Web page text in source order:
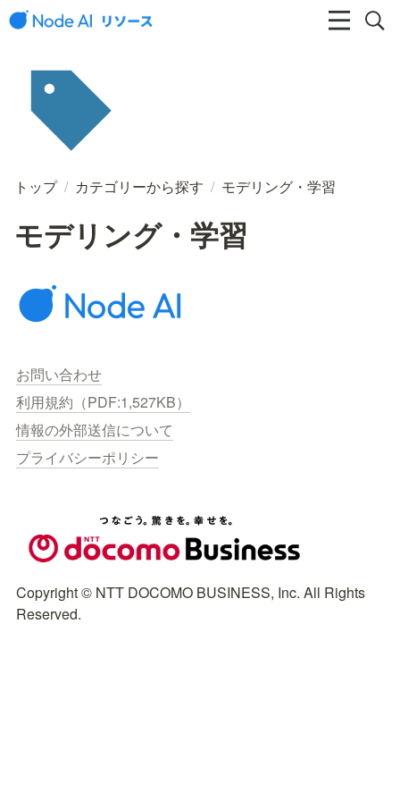
トップ / カテゴリーから探す / モデリング・学習
モデリング・学習
お問い合わせ
利用規約（PDF:1,527KB）
情報の外部送信について
プライバシーポリシー
Copyright © NTT DOCOMO BUSINESS, Inc. All Rights
Reserved.